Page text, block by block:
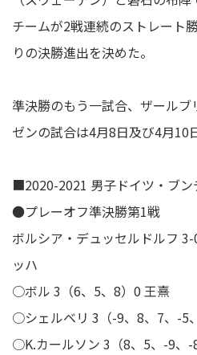
チームが2戦連続のストレート
りの決勝進出を決めた。
準決勝のもう一試合、ザール
ゼンの試合は4月8日及び4月10
■2020-2021 男子ドイツ・ブ
●プレーオフ準決勝第1戦
ボルシア・デュッセルドルフ
ッハ
○ボル 3（6、5、8）0 王熹
○シェルベリ 3（-9、8、7、-5
○K.カールソン 3（8、5、-9、-